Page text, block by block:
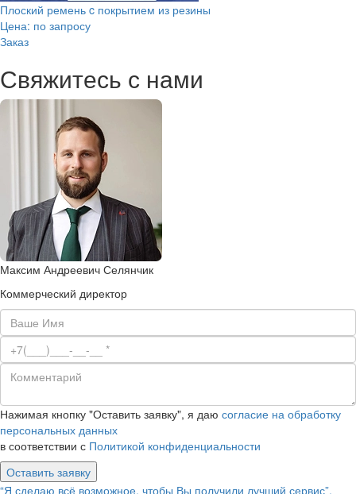
Плоский ремень c покрытием из резины
Цена: по запросу
Заказ
Свяжитесь с нами
Максим Андреевич Селянчик
Коммерческий директор
Нажимая кнопку "Оставить заявку", я даю согласие на обработку
персональных данных
в соответствии с Политикой конфиденциальности
Оставить заявку
“Я сделаю всё возможное, чтобы Вы получили лучший сервис”.